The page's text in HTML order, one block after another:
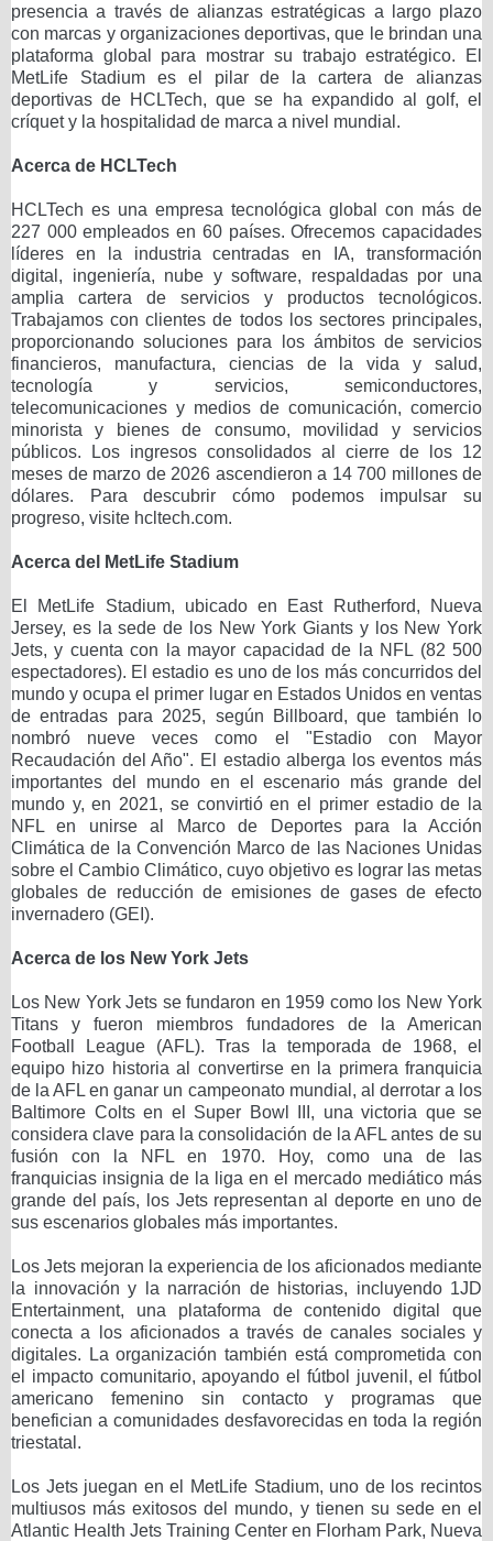
presencia a través de alianzas estratégicas a largo plazo
con marcas y organizaciones deportivas, que le brindan una
plataforma global para mostrar su trabajo estratégico. El
MetLife Stadium es el pilar de la cartera de alianzas
deportivas de HCLTech, que se ha expandido al golf, el
críquet y la hospitalidad de marca a nivel mundial.
Acerca de HCLTech
HCLTech es una empresa tecnológica global con más de
227 000 empleados en 60 países. Ofrecemos capacidades
líderes en la industria centradas en IA, transformación
digital, ingeniería, nube y software, respaldadas por una
amplia cartera de servicios y productos tecnológicos.
Trabajamos con clientes de todos los sectores principales,
proporcionando soluciones para los ámbitos de servicios
financieros, manufactura, ciencias de la vida y salud,
tecnología y servicios, semiconductores,
telecomunicaciones y medios de comunicación, comercio
minorista y bienes de consumo, movilidad y servicios
públicos. Los ingresos consolidados al cierre de los 12
meses de marzo de 2026 ascendieron a 14 700 millones de
dólares. Para descubrir cómo podemos impulsar su
progreso, visite hcltech.com.
Acerca del MetLife Stadium
El MetLife Stadium, ubicado en East Rutherford, Nueva
Jersey, es la sede de los New York Giants y los New York
Jets, y cuenta con la mayor capacidad de la NFL (82 500
espectadores). El estadio es uno de los más concurridos del
mundo y ocupa el primer lugar en Estados Unidos en ventas
de entradas para 2025, según Billboard, que también lo
nombró nueve veces como el "Estadio con Mayor
Recaudación del Año". El estadio alberga los eventos más
importantes del mundo en el escenario más grande del
mundo y, en 2021, se convirtió en el primer estadio de la
NFL en unirse al Marco de Deportes para la Acción
Climática de la Convención Marco de las Naciones Unidas
sobre el Cambio Climático, cuyo objetivo es lograr las metas
globales de reducción de emisiones de gases de efecto
invernadero (GEI).
Acerca de los New York Jets
Los New York Jets se fundaron en 1959 como los New York
Titans y fueron miembros fundadores de la American
Football League (AFL). Tras la temporada de 1968, el
equipo hizo historia al convertirse en la primera franquicia
de la AFL en ganar un campeonato mundial, al derrotar a los
Baltimore Colts en el Super Bowl III, una victoria que se
considera clave para la consolidación de la AFL antes de su
fusión con la NFL en 1970. Hoy, como una de las
franquicias insignia de la liga en el mercado mediático más
grande del país, los Jets representan al deporte en uno de
sus escenarios globales más importantes.
Los Jets mejoran la experiencia de los aficionados mediante
la innovación y la narración de historias, incluyendo 1JD
Entertainment, una plataforma de contenido digital que
conecta a los aficionados a través de canales sociales y
digitales. La organización también está comprometida con
el impacto comunitario, apoyando el fútbol juvenil, el fútbol
americano femenino sin contacto y programas que
benefician a comunidades desfavorecidas en toda la región
triestatal.
Los Jets juegan en el MetLife Stadium, uno de los recintos
multiusos más exitosos del mundo, y tienen su sede en el
Atlantic Health Jets Training Center en Florham Park, Nueva